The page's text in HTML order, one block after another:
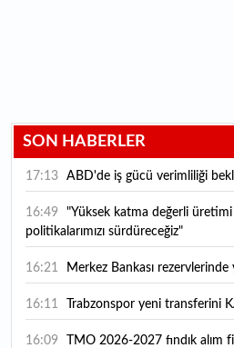
SON HABERLER
17:13 ABD'de iş gücü verimliliği
16:49
politikalarımızı sürdüreceğiz"
16:21 Merkez Bankası
16:11 Trabzonspor yeni transferini
16:09 TMO 2026-2027 fındık alım